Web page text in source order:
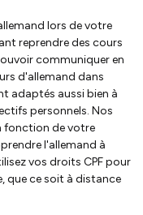
lors de votre
reprendre des cours
communiquer en
d'allemand dans
adaptés aussi bien à
personnels. Nos
fonction de votre
l'allemand à
vos droits CPF pour
que ce soit à distance